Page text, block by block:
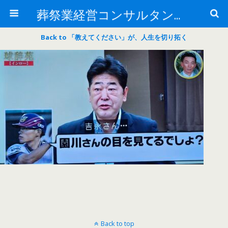
葬祭業経営コンサルタント中西正人ブログ: 日本売上アップ研究所
Back to 「教えてください」が、人生を切り拓く
Back to top